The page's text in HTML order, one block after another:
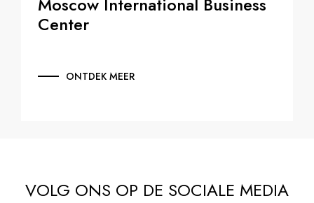
Center
ONTDEK MEER
VOLG ONS OP DE SOCIALE MEDIA